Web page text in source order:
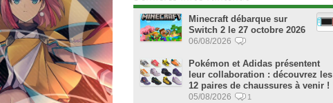
Minecraft débarque sur
Switch 2 le 27 octobre 2026
06/08/2026
Pokémon et Adidas présentent
leur collaboration : découvrez les
12 paires de chaussures à venir !
05/08/2026 1